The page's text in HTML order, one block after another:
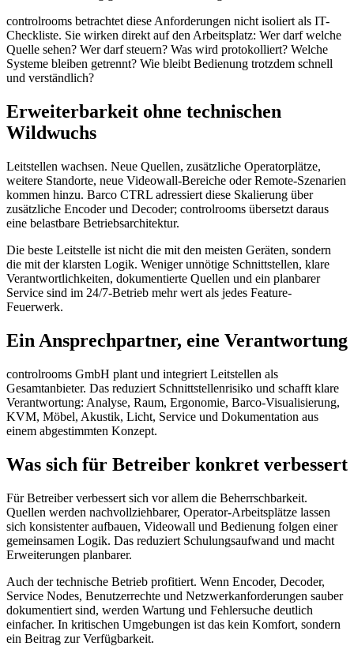
controlrooms betrachtet diese Anforderungen nicht isoliert als IT-
Checkliste. Sie wirken direkt auf den Arbeitsplatz: Wer darf welche
Quelle sehen? Wer darf steuern? Was wird protokolliert? Welche
Systeme bleiben getrennt? Wie bleibt Bedienung trotzdem schnell
und verständlich?
Erweiterbarkeit ohne technischen
Wildwuchs
Leitstellen wachsen. Neue Quellen, zusätzliche Operatorplätze,
weitere Standorte, neue Videowall-Bereiche oder Remote-Szenarien
kommen hinzu. Barco CTRL adressiert diese Skalierung über
zusätzliche Encoder und Decoder; controlrooms übersetzt daraus
eine belastbare Betriebsarchitektur.
Die beste Leitstelle ist nicht die mit den meisten Geräten, sondern
die mit der klarsten Logik. Weniger unnötige Schnittstellen, klare
Verantwortlichkeiten, dokumentierte Quellen und ein planbarer
Service sind im 24/7-Betrieb mehr wert als jedes Feature-
Feuerwerk.
Ein Ansprechpartner, eine Verantwortung
controlrooms GmbH plant und integriert Leitstellen als
Gesamtanbieter. Das reduziert Schnittstellenrisiko und schafft klare
Verantwortung: Analyse, Raum, Ergonomie, Barco-Visualisierung,
KVM, Möbel, Akustik, Licht, Service und Dokumentation aus
einem abgestimmten Konzept.
Was sich für Betreiber konkret verbessert
Für Betreiber verbessert sich vor allem die Beherrschbarkeit.
Quellen werden nachvollziehbarer, Operator-Arbeitsplätze lassen
sich konsistenter aufbauen, Videowall und Bedienung folgen einer
gemeinsamen Logik. Das reduziert Schulungsaufwand und macht
Erweiterungen planbarer.
Auch der technische Betrieb profitiert. Wenn Encoder, Decoder,
Service Nodes, Benutzerrechte und Netzwerkanforderungen sauber
dokumentiert sind, werden Wartung und Fehlersuche deutlich
einfacher. In kritischen Umgebungen ist das kein Komfort, sondern
ein Beitrag zur Verfügbarkeit.